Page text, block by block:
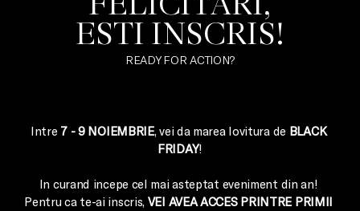
ESTI INSCRIS!
READY FOR ACTION?
Intre 7 - 9 NOIEMBRIE, vei da marea lovitura de BLACK
FRIDAY!
In curand incepe cel mai asteptat eveniment din an!
Pentru ca te-ai inscris, VEI AVEA ACCES PRINTRE PRIMII